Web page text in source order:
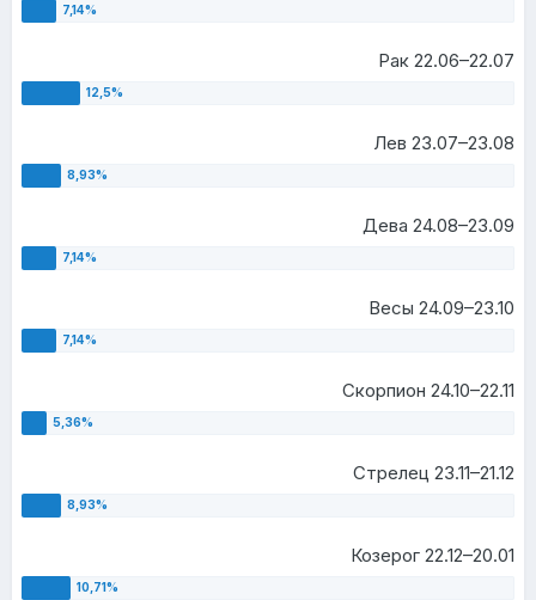
Рак 22.06–22.07
Лев 23.07–23.08
Дева 24.08–23.09
Весы 24.09–23.10
Скорпион 24.10–22.11
Стрелец 23.11–21.12
Козерог 22.12–20.01